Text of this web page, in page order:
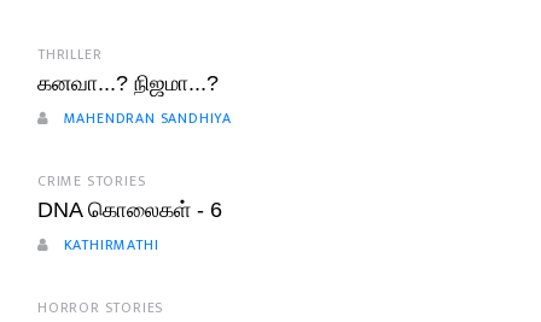
THRILLER
கனவா...? நிஜமா...?
MAHENDRAN SANDHIYA
CRIME STORIES
DNA கொலைகள் - 6
KATHIRMATHI
HORROR STORIES